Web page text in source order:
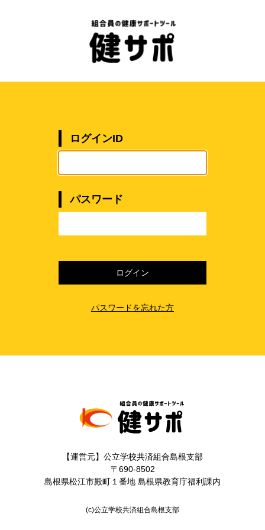
ログインID
パスワード
パスワードを忘れた方
【運営元】公立学校共済組合島根支部
〒690-8502
島根県松江市殿町１番地 島根県教育庁福利課内
(c)公立学校共済組合島根支部